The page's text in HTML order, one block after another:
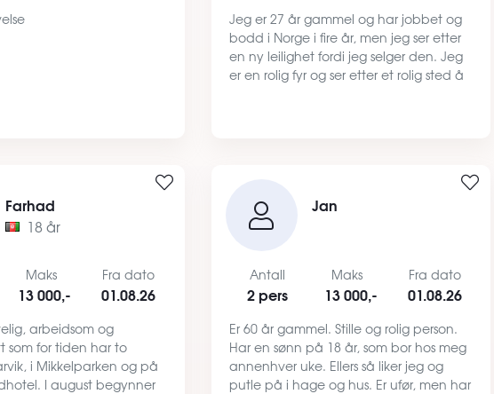
Jeg er 27 år gammel og har jobbet og
bodd i Norge i fire år, men jeg ser etter
en ny leilighet fordi jeg selger den. Jeg
er en rolig fyr og ser etter et rolig sted å
Farhad
18 år
Maks
13 000,-
Fra dato
01.08.26
arbeidsom og
som for tiden har to
i Mikkelparken og på
I august begynner
Jan
Antall
2 pers
Maks
13 000,-
Fra dato
01.08.26
Er 60 år gammel. Stille og rolig person.
Har en sønn på 18 år, som bor hos meg
annenhver uke. Ellers så liker jeg og
putle på i hage og hus. Er ufør, men har